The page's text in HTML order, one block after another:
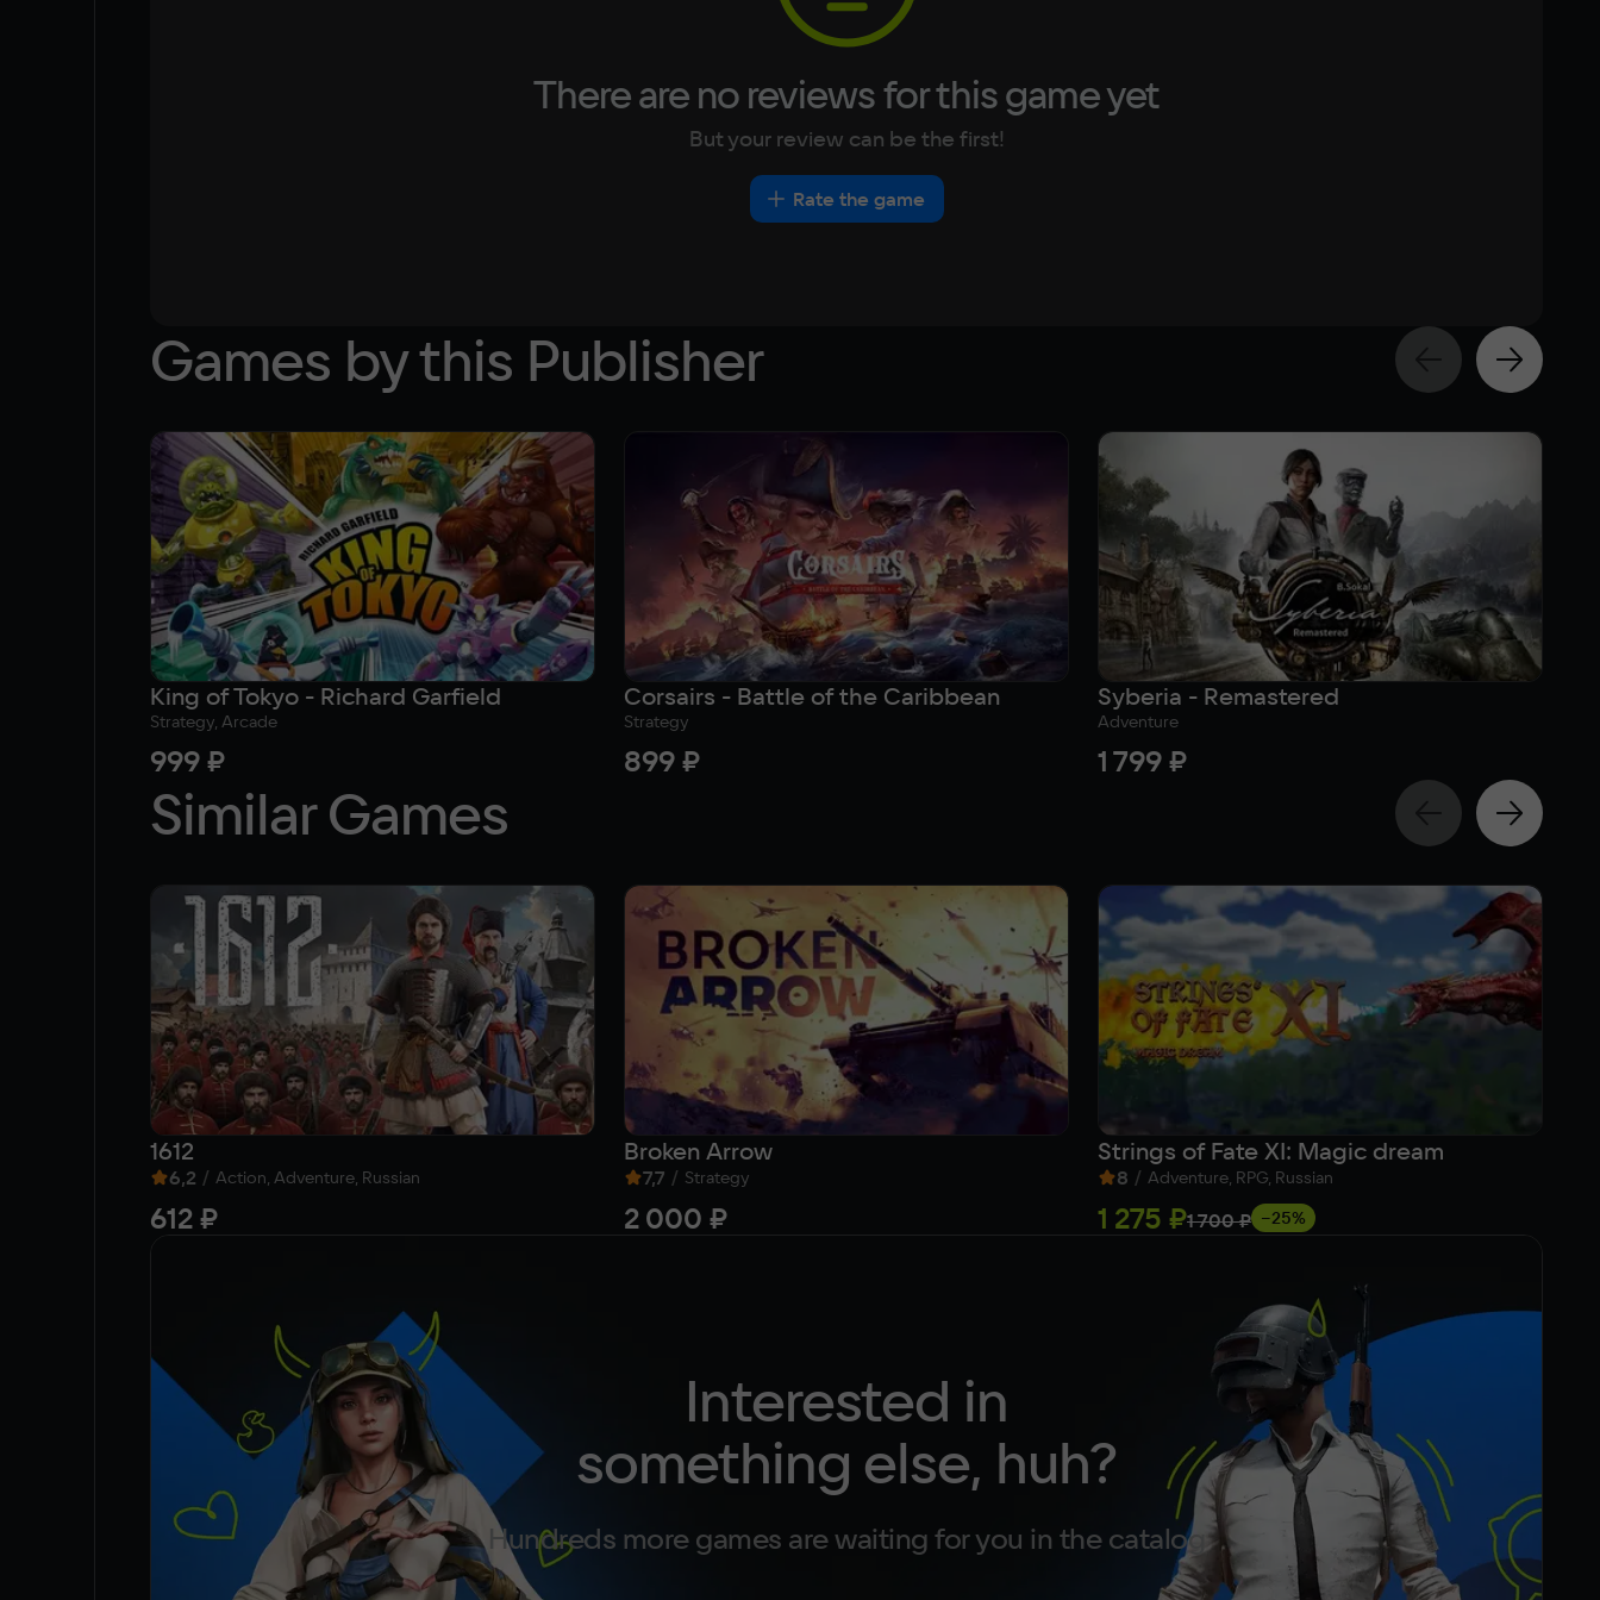
There are no reviews for this game yet
But your review can be the first!
Rate the game
Games by this Publisher
King of Tokyo - Richard Garfield
Strategy, Arcade
999 ₽
Corsairs - Battle of the Caribbean
Strategy
899 ₽
Syberia - Remastered
Adventure
1 799 ₽
Similar Games
1612
6,2 / Action, Adventure, Russian
612 ₽
Broken Arrow
7,7 / Strategy
2 000 ₽
Strings of Fate XI: Magic dream
8 / Adventure, RPG, Russian
1 275 ₽1 700 ₽ −25%
Interested in
something else, huh?
Hundreds more games are waiting for you in the catalog